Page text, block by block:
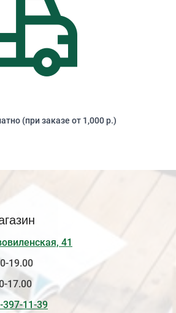
(при заказе от 1,000 р.)
41
19.00
17.00
11-39